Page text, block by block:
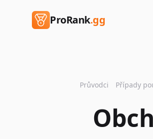
ProRank.gg
Průvodci Případy